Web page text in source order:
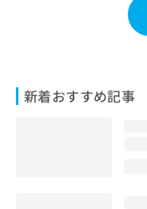
新着おすすめ記事
せ
は